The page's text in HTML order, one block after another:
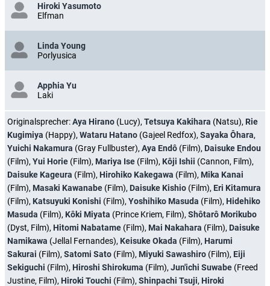
Hiroki Yasumoto
Elfman
Linda Young
Porlyusica
Apphia Yu
Laki
Originalsprecher:Aya Hirano (Lucy), Tetsuya Kakihara (Natsu), Rie
Kugimiya (Happy), Wataru Hatano (Gajeel Redfox), Sayaka Ôhara,
Yuichi Nakamura (Gray Fullbuster), Aya Endô (Film), Daisuke Endou
(Film), Yui Horie (Film), Mariya Ise (Film), Kôji Ishii (Cannon, Film),
Daisuke Kageura (Film), Hirohiko Kakegawa (Film), Mika Kanai
(Film), Masaki Kawanabe (Film), Daisuke Kishio (Film), Eri Kitamura
(Film), Katsuyuki Konishi (Film), Yoshihiko Masuda (Film), Hidehiko
Masuda (Film), Kôki Miyata (Prince Kriem, Film), Shôtarô Morikubo
(Dyst, Film), Hitomi Nabatame (Film), Mai Nakahara (Film), Daisuke
Namikawa (Jellal Fernandes), Keisuke Okada (Film), Harumi
Sakurai (Film), Satomi Sato (Film), Miyuki Sawashiro (Film), Eiji
Sekiguchi (Film), Hiroshi Shirokuma (Film), Jun'ichi Suwabe (Freed
Justine, Film), Hiroki Touchi (Film), Shinpachi Tsuji, Hiroki